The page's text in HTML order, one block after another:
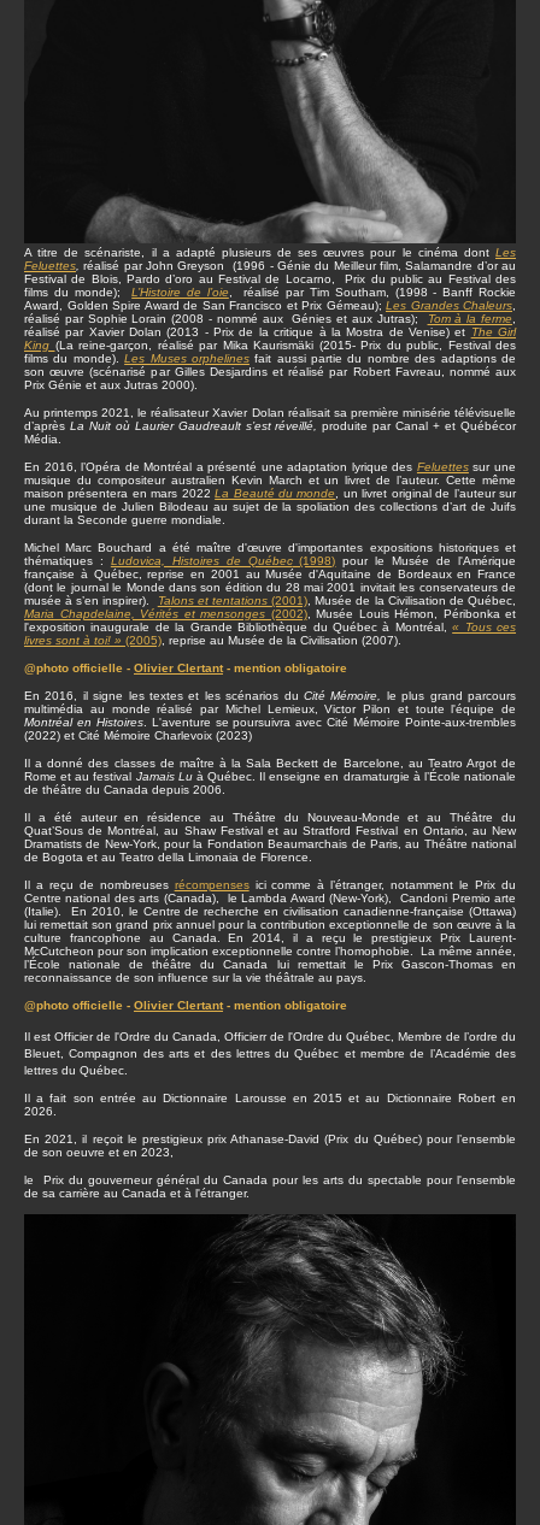
A titre de scénariste, il a adapté plusieurs de ses œuvres pour le cinéma dont Les
Feluettes réalisé par John Greyson (1996 - Génie du Meilleur film, Salamandre d’or au
Festival de Blois, Pardo d’oro au Festival de Locarno, Prix du public au Festival des
films du monde);L’Histoire de l’oie , réalisé par Tim Southam, (1998 - Banff Rockie
Award, Golden Spire Award de San Francisco et Prix Gémeau); Les Grandes Chaleurs
réalisé par Sophie Lorain (2008 - nommé aux Génies et aux Jutras);
Tom à la ferme
réalisé par Xavier Dolan (2013 - Prix de la critique à la Mostra de Venise) et The Girl
King (La reine-garçon, réalisé par Mika Kaurismäki (2015- Prix du public, Festival des
films du monde).Les Muses orphelinesfait aussi partie du nombre des adaptions de
son œuvre (scénarisé par Gilles Desjardins et réalisé par Robert Favreau, nommé aux
Prix Génie et aux Jutras 2000).
Au printemps 2021, le réalisateur Xavier Dolan réalisait sa première minisérie télévisuelle
d’après La Nuit où Laurier Gaudreault s’est réveillé,produite par Canal + et Québécor
Média.
En 2016, l’Opéra de Montréal a présenté une adaptation lyrique des Feluettessur une
musique du compositeur australien Kevin March et un livret de l’auteur. Cette même
maison présentera en mars 2022La Beauté du monde
, un livret original de l’auteur sur
une musique de Julien Bilodeau au sujet de la spoliation des collections d’art de Juifs
durant la Seconde guerre mondiale.
Michel Marc Bouchard a été maître d'œuvre d'importantes expositions historiques et
thématiques : Ludovica, Histoires de Québec(1998) pour le Musée de l'Amérique
française à Québec, reprise en 2001 au Musée d'Aquitaine de Bordeaux en France
(dont le journal le Monde dans son édition du 28 mai 2001 invitait les conservateurs de
musée à s’en inspirer).
Talons et tentations(2001) , Musée de la Civilisation de Québec,
Maria Chapdelaine, Vérités et mensonges (2002), Musée Louis Hémon, Péribonka et
l'exposition inaugurale de la Grande Bibliothèque du Québec à Montréal,« Tous ces
livres sont à toi! » (2005) , reprise au Musée de la Civilisation (2007).
@photo officielle - Olivier Clertant- mention obligatoire
En 2016, il signe les textes et les scénarios du Cité Mémoire, le plus grand parcours
multimédia au monde réalisé par Michel Lemieux, Victor Pilon et toute l'équipe de
Montréal en Histoires. L'aventure se poursuivra avec Cité Mémoire Pointe-aux-trembles
(2022) et Cité Mémoire Charlevoix (2023)
Il a donné des classes de maître à la Sala Beckett de Barcelone, au Teatro Argot de
Rome et au festival Jamais Luà Québec. Il enseigne en dramaturgie à l’École nationale
de théâtre du Canada depuis 2006.
Il a été auteur en résidence au Théâtre du Nouveau-Monde et au Théâtre du
Quat’Sous de Montréal, au Shaw Festival et au Stratford Festival en Ontario, au New
Dramatists de New-York, pour la Fondation Beaumarchais de Paris, au Théâtre national
de Bogota et au Teatro della Limonaia de Florence.
Il a reçu de nombreuses récompensesici comme à l’étranger, notamment le Prix du
Centre national des arts (Canada), le Lambda Award (New-York), Candoni Premio arte
(Italie). En 2010, le Centre de recherche en civilisation canadienne-française (Ottawa)
lui remettait son grand prix annuel pour la contribution exceptionnelle de son œuvre à la
culture francophone au Canada. En 2014, il a reçu le prestigieux Prix Laurent-
McCutcheon pour son implication exceptionnelle contre l’homophobie. La même année,
l’École nationale de théâtre du Canada lui remettait le Prix Gascon-Thomas en
reconnaissance de son influence sur la vie théâtrale au pays.
@photo officielle - Olivier Clertant- mention obligatoire
Il est Officier de l'Ordre du Canada, Officierr de l'Ordre du Québec, Membre de l’ordre du
Bleuet, Compagnon des arts et des lettres du Québec et membre de l’Académie des
lettres du Québec.
Il a fait son entrée au Dictionnaire Larousse en 2015 et au Dictionnaire Robert en
2026.
En 2021, il reçoit le prestigieux prix Athanase-David (Prix du Québec) pour l’ensemble
de son oeuvre et en 2023,
le Prix du gouverneur général du Canada pour les arts du spectable pour l'ensemble
de sa carrière au Canada et à l'étranger.